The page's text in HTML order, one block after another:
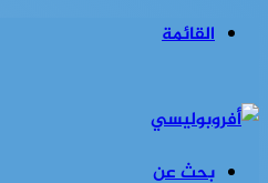
القائمة
بحث عن